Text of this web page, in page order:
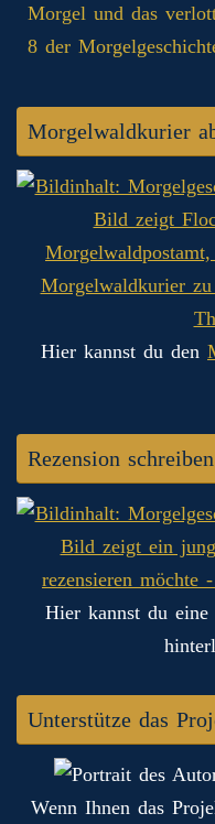
Morgel und das
8 der
Morgelwaldkurier
Hier kannst du den
Rezension schreiben
Hier kannst du eine
Unterstütze das
Wenn Ihnen das